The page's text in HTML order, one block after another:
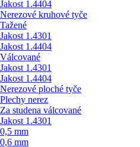
Jakost 1.4404
Nerezové kruhové tyče
Tažené
Jakost 1.4301
Jakost 1.4404
Válcované
Jakost 1.4301
Jakost 1.4404
Nerezové ploché tyče
Plechy nerez
Za studena válcované
Jakost 1.4301
0,5 mm
0,6 mm